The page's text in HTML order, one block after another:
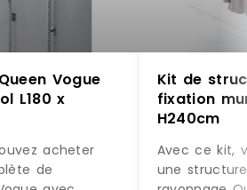
Vogue
L180 x
acheter
de
Kit de
fixation
H240cm
Avec ce kit,
une